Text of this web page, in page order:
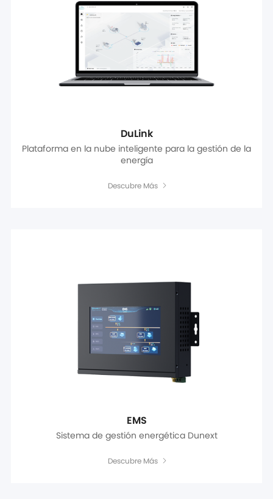
DuLink
Plataforma en la nube inteligente para la gestión de la
energía
Descubre Más
EMS
Sistema de gestión energética Dunext
Descubre Más